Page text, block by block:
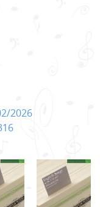
2026